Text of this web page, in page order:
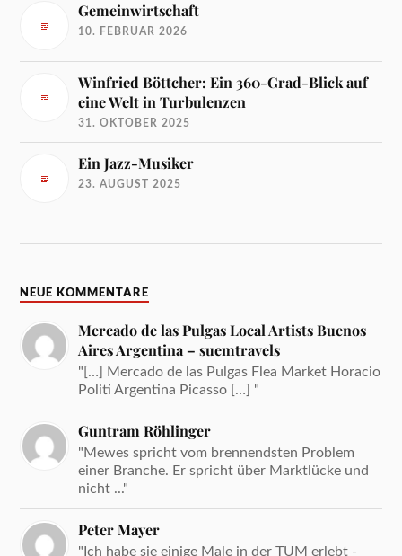
Gemeinwirtschaft
10. FEBRUAR 2026
Winfried Böttcher: Ein 360-Grad-Blick auf
eine Welt in Turbulenzen
31. OKTOBER 2025
Ein Jazz-Musiker
23. AUGUST 2025
NEUE KOMMENTARE
Mercado de las Pulgas Local Artists Buenos
Aires Argentina – suemtravels
"[…] Mercado de las Pulgas Flea Market Horacio
Politi Argentina Picasso […] "
Guntram Röhlinger
"Mewes spricht vom brennendsten Problem
einer Branche. Er spricht über Marktlücke und
nicht ..."
Peter Mayer
"Ich habe sie einige Male in der TUM erlebt -